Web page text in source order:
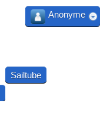
Sailtube
Anonyme